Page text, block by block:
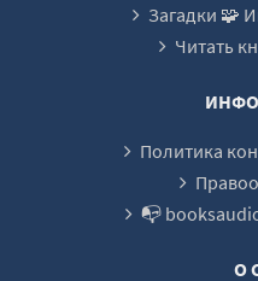
Загадки 🧩
Читать
Политика
📭
О